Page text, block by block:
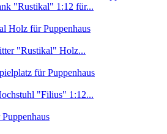
"Rustikal" 1:12 für...
Puppenhaus
"Rustikal" Holz...
für Puppenhaus
"Filius" 1:12...